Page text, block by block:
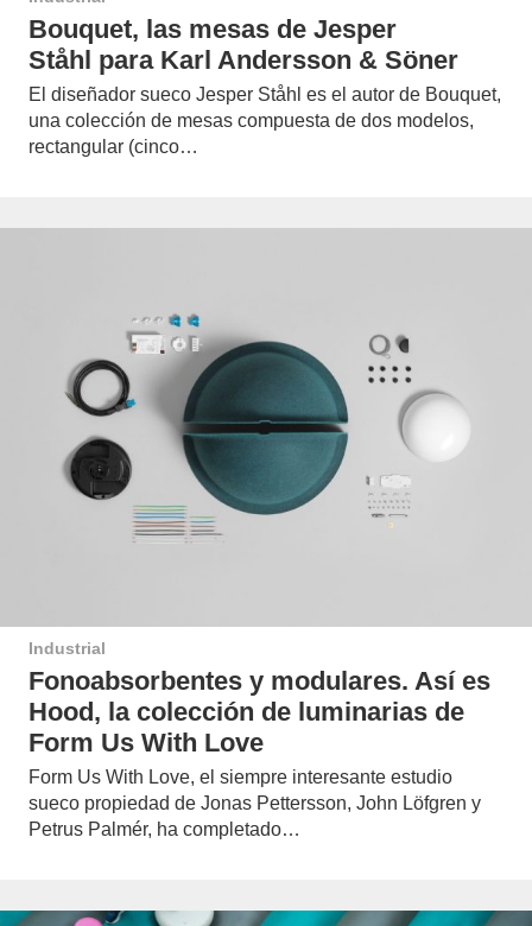
Bouquet, las mesas de Jesper
Ståhl para Karl Andersson & Söner
El diseñador sueco Jesper Ståhl es el autor de Bouquet,
una colección de mesas compuesta de dos modelos,
rectangular (cinco…
Industrial
Fonoabsorbentes y modulares. Así es
Hood, la colección de luminarias de
Form Us With Love
Form Us With Love, el siempre interesante estudio
sueco propiedad de Jonas Pettersson, John Löfgren y
Petrus Palmér, ha completado…